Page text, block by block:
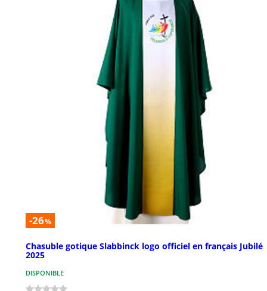
-26%
Chasuble gotique Slabbinck logo officiel en français Jubilé
2025
DISPONIBLE